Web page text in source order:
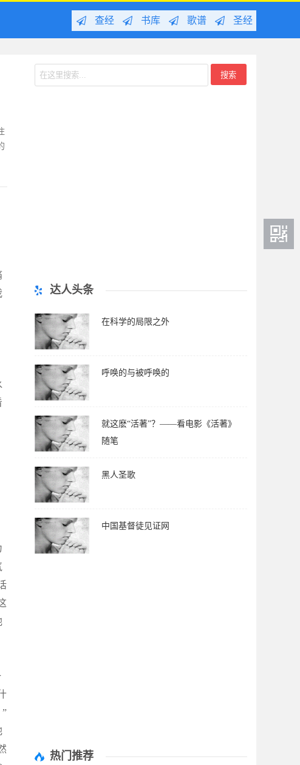
查经 书库 歌谱 圣经
达人头条
在科学的局限之外
呼唤的与被呼唤的
就这麽“活著”？——看电影《活著》
随笔
黑人圣歌
中国基督徒见证网
热门推荐